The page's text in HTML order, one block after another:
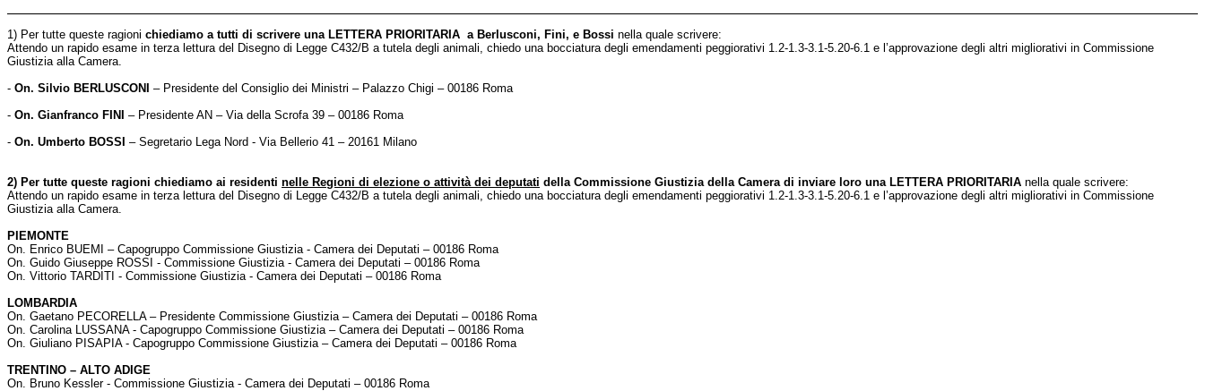
1) Per tutte queste ragioni chiediamo a tutti di scrivere una LETTERA PRIORITARIA a Berlusconi, Fini, e Bossi nella quale scrivere:
Attendo un rapido esame in terza lettura del Disegno di Legge C432/B a tutela degli animali, chiedo una bocciatura degli emendamenti peggiorativi 1.2-1.3-3.1-5.20-6.1 e l’approvazione degli altri migliorativi in Commissione
Giustizia alla Camera.
- On. Silvio BERLUSCONI
– Presidente del Consiglio dei Ministri – Palazzo Chigi – 00186 Roma
- On. Gianfranco FINI
– Presidente AN – Via della Scrofa 39 – 00186 Roma
- On. Umberto BOSSI – Segretario Lega Nord - Via Bellerio 41 – 20161 Milano
2) Per tutte queste ragioni chiediamo ai residenti nelle Regioni di elezione o attività dei deputati della Commissione Giustizia della Camera di inviare loro una LETTERA PRIORITARIA nella quale scrivere:
Attendo un rapido esame in terza lettura del Disegno di Legge C432/B a tutela degli animali, chiedo una bocciatura degli emendamenti peggiorativi 1.2-1.3-3.1-5.20-6.1 e l’approvazione degli altri migliorativi in Commissione
Giustizia alla Camera.
PIEMONTE
On. Enrico BUEMI – Capogruppo Commissione Giustizia - Camera dei Deputati – 00186 Roma
On. Guido Giuseppe ROSSI - Commissione Giustizia - Camera dei Deputati – 00186 Roma
On. Vittorio TARDITI - Commissione Giustizia - Camera dei Deputati – 00186 Roma
LOMBARDIA
On. Gaetano PECORELLA – Presidente Commissione Giustizia – Camera dei Deputati – 00186 Roma
On. Carolina LUSSANA - Capogruppo Commissione Giustizia – Camera dei Deputati – 00186 Roma
On. Giuliano PISAPIA - Capogruppo Commissione Giustizia – Camera dei Deputati – 00186 Roma
TRENTINO – ALTO ADIGE
On. Bruno Kessler - Commissione Giustizia - Camera dei Deputati – 00186 Roma